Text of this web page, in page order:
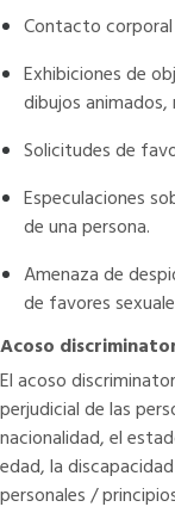
Contacto
Exhibiciones de
dibujos
Solicitudes de
Especulaciones
de una persona.
Amenaza de
de favores
Acoso
El acoso
perjudicial de las
nacionalidad, el
edad, la
personales /